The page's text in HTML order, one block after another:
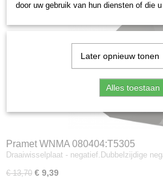
Pramet WNMA 080404:T5305
Draaiwisselplaat - negatief.Dubbelzijdige
€ 13,70 € 9,39
door uw gebruik van hun diensten of die
Later opnieuw tonen
Alles toestaan